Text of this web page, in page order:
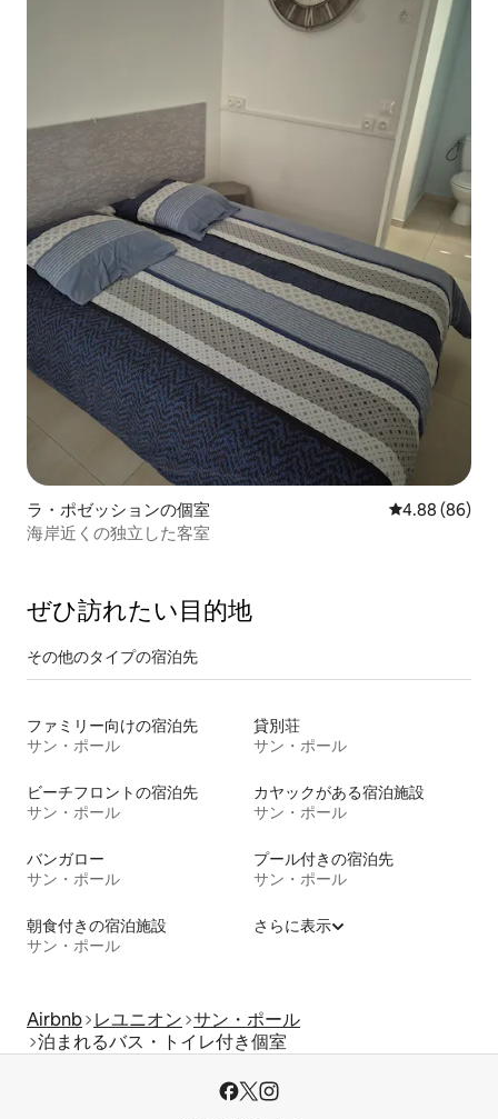
ラ・ポゼッションの個室 レビュー86件
4.88 (86)
海岸近くの独立した客室
ぜひ訪⁠れ⁠た⁠い目⁠的⁠地
その他のタ⁠イ⁠プ⁠の宿⁠泊⁠先
ファミリー向けの宿泊先
サン・ポール
貸別荘
サン・ポール
ビーチフロントの宿泊先
サン・ポール
カヤックがある宿泊施設
サン・ポール
バンガロー
サン・ポール
プール付きの宿泊先
サン・ポール
朝食付きの宿泊施設
サン・ポール
さらに表示
Airbnb レユニオン サン・ポール
泊まれるバス・トイレ付き個室